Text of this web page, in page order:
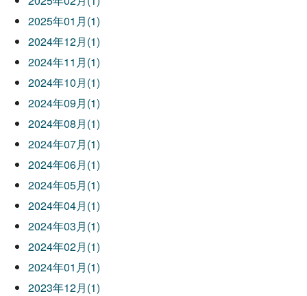
2025年01月(1)
2024年12月(1)
2024年11月(1)
2024年10月(1)
2024年09月(1)
2024年08月(1)
2024年07月(1)
2024年06月(1)
2024年05月(1)
2024年04月(1)
2024年03月(1)
2024年02月(1)
2024年01月(1)
2023年12月(1)